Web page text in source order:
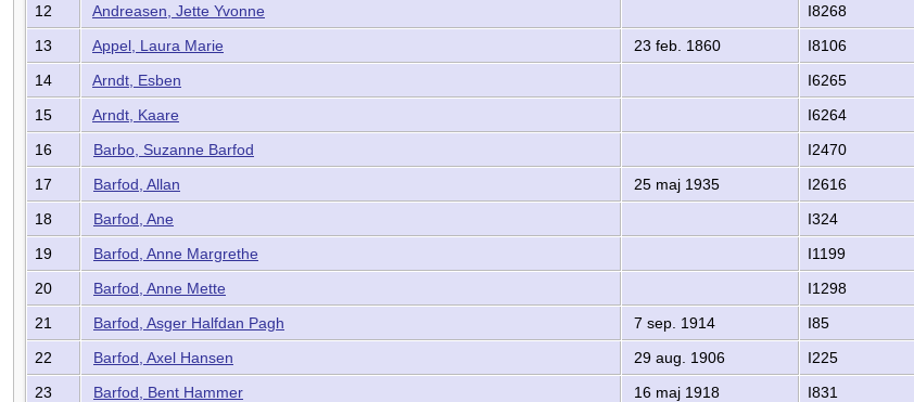
12
Andreasen, Jette Yvonne
I8268
13
Appel, Laura Marie 23 feb. 1860
I8106
14
Arndt, Esben
I6265
15
Arndt, Kaare
I6264
16
Barbo, Suzanne Barfod
I2470
17
Barfod, Allan 25 maj 1935
I2616
18
Barfod, Ane
I324
19
Barfod, Anne Margrethe
I1199
20
Barfod, Anne Mette
I1298
21
Barfod, Asger Halfdan Pagh 7 sep. 1914
I85
22
Barfod, Axel Hansen 29 aug. 1906
I225
23
Barfod, Bent Hammer 16 maj 1918
I831